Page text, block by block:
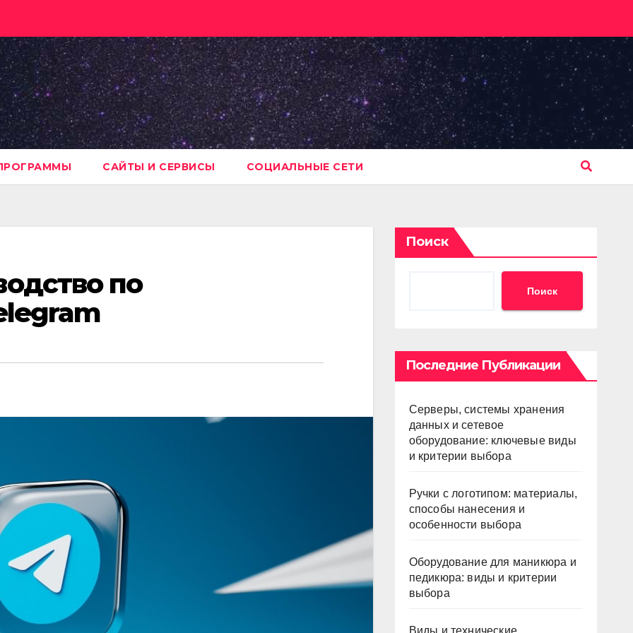
САЙТЫ И СЕРВИСЫ СОЦИАЛЬНЫЕ СЕТИ
по
Поиск
Поиск
Последние Публикации
Серверы, системы хранения
данных и сетевое
оборудование: ключевые виды
и критерии выбора
Ручки с логотипом: материалы,
способы нанесения и
особенности выбора
Оборудование для маникюра и
педикюра: виды и критерии
выбора
Виды и технические